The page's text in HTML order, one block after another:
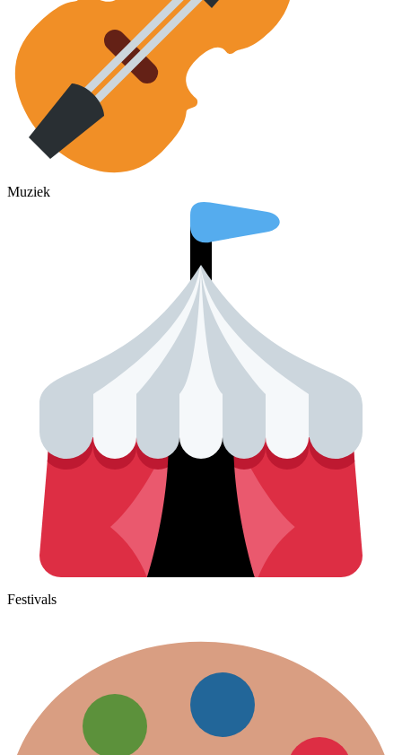
Muziek
Festivals